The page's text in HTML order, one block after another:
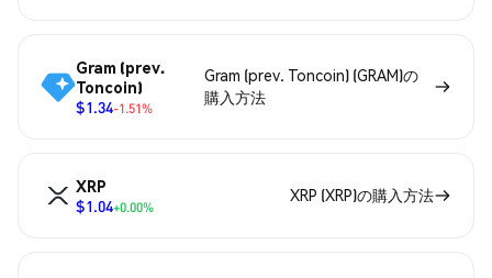
Gram (prev.
Toncoin)
$1.34-1.51%
Gram (prev. Toncoin) (GRAM)の
購入方法
XRP
$1.04+0.00%
XRP (XRP)の購入方法